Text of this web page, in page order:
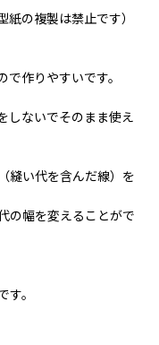
の複製は禁止です）
作りやすいです。
しないでそのまま使え
縫い代を含んだ線）を
の幅を変えることがで
す。